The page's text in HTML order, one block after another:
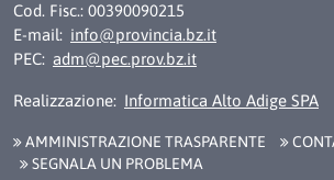
Cod. Fisc.: 00390090215
E-mail: info@provincia.bz.it
PEC: adm@pec.prov.bz.it
Realizzazione: Informatica Alto Adige SPA
AMMINISTRAZIONE TRASPARENTE
SEGNALA UN PROBLEMA